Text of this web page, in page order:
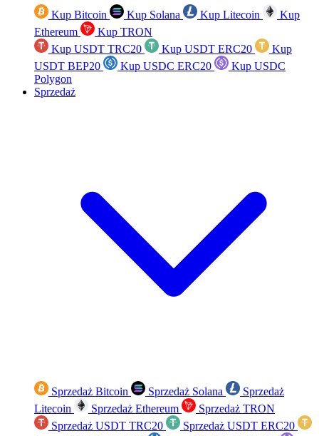
Kup Bitcoin Kup Solana Kup Litecoin
Kup
Ethereum
Kup TRON
Kup USDT TRC20
Kup USDT ERC20
Kup
USDT BEP20
Kup USDC ERC20
Kup USDC
Polygon
Sprzedaż
Sprzedaż Bitcoin Sprzedaż Solana
Sprzedaż
Litecoin
Sprzedaż Ethereum
Sprzedaż TRON
Sprzedaż USDT TRC20
Sprzedaż USDT ERC20